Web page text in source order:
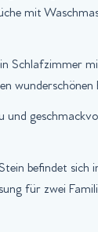
mit
Schlafzimmer
und
befindet
für zwei